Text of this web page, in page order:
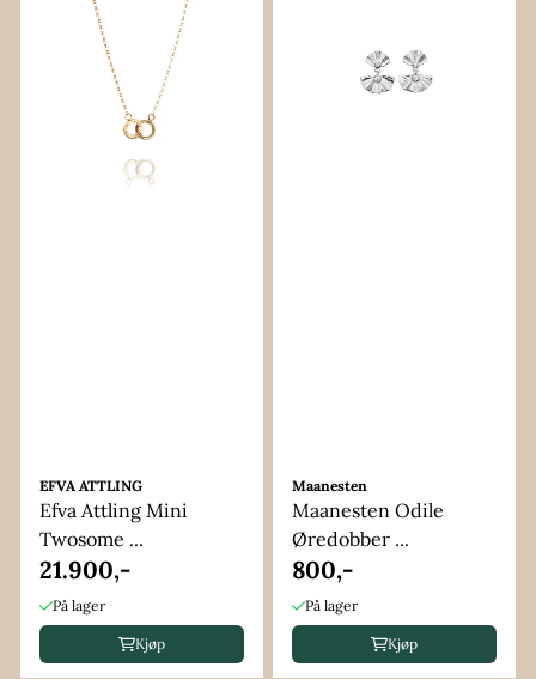
EFVA ATTLING
Efva Attling Mini
Twosome ...
21.900,-
På lager
Kjøp
Maanesten
Maanesten Odile
Øredobber ...
800,-
På lager
Kjøp